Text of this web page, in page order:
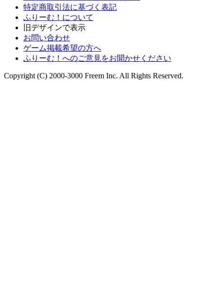
特定商取引法に基づく表記
ふりーむ！について
旧デザインで表示
お問い合わせ
ゲーム掲載希望の方へ
ふりーむ！へのご意見をお聞かせください
Copyright (C) 2000-3000 Freem Inc. All Rights Reserved.